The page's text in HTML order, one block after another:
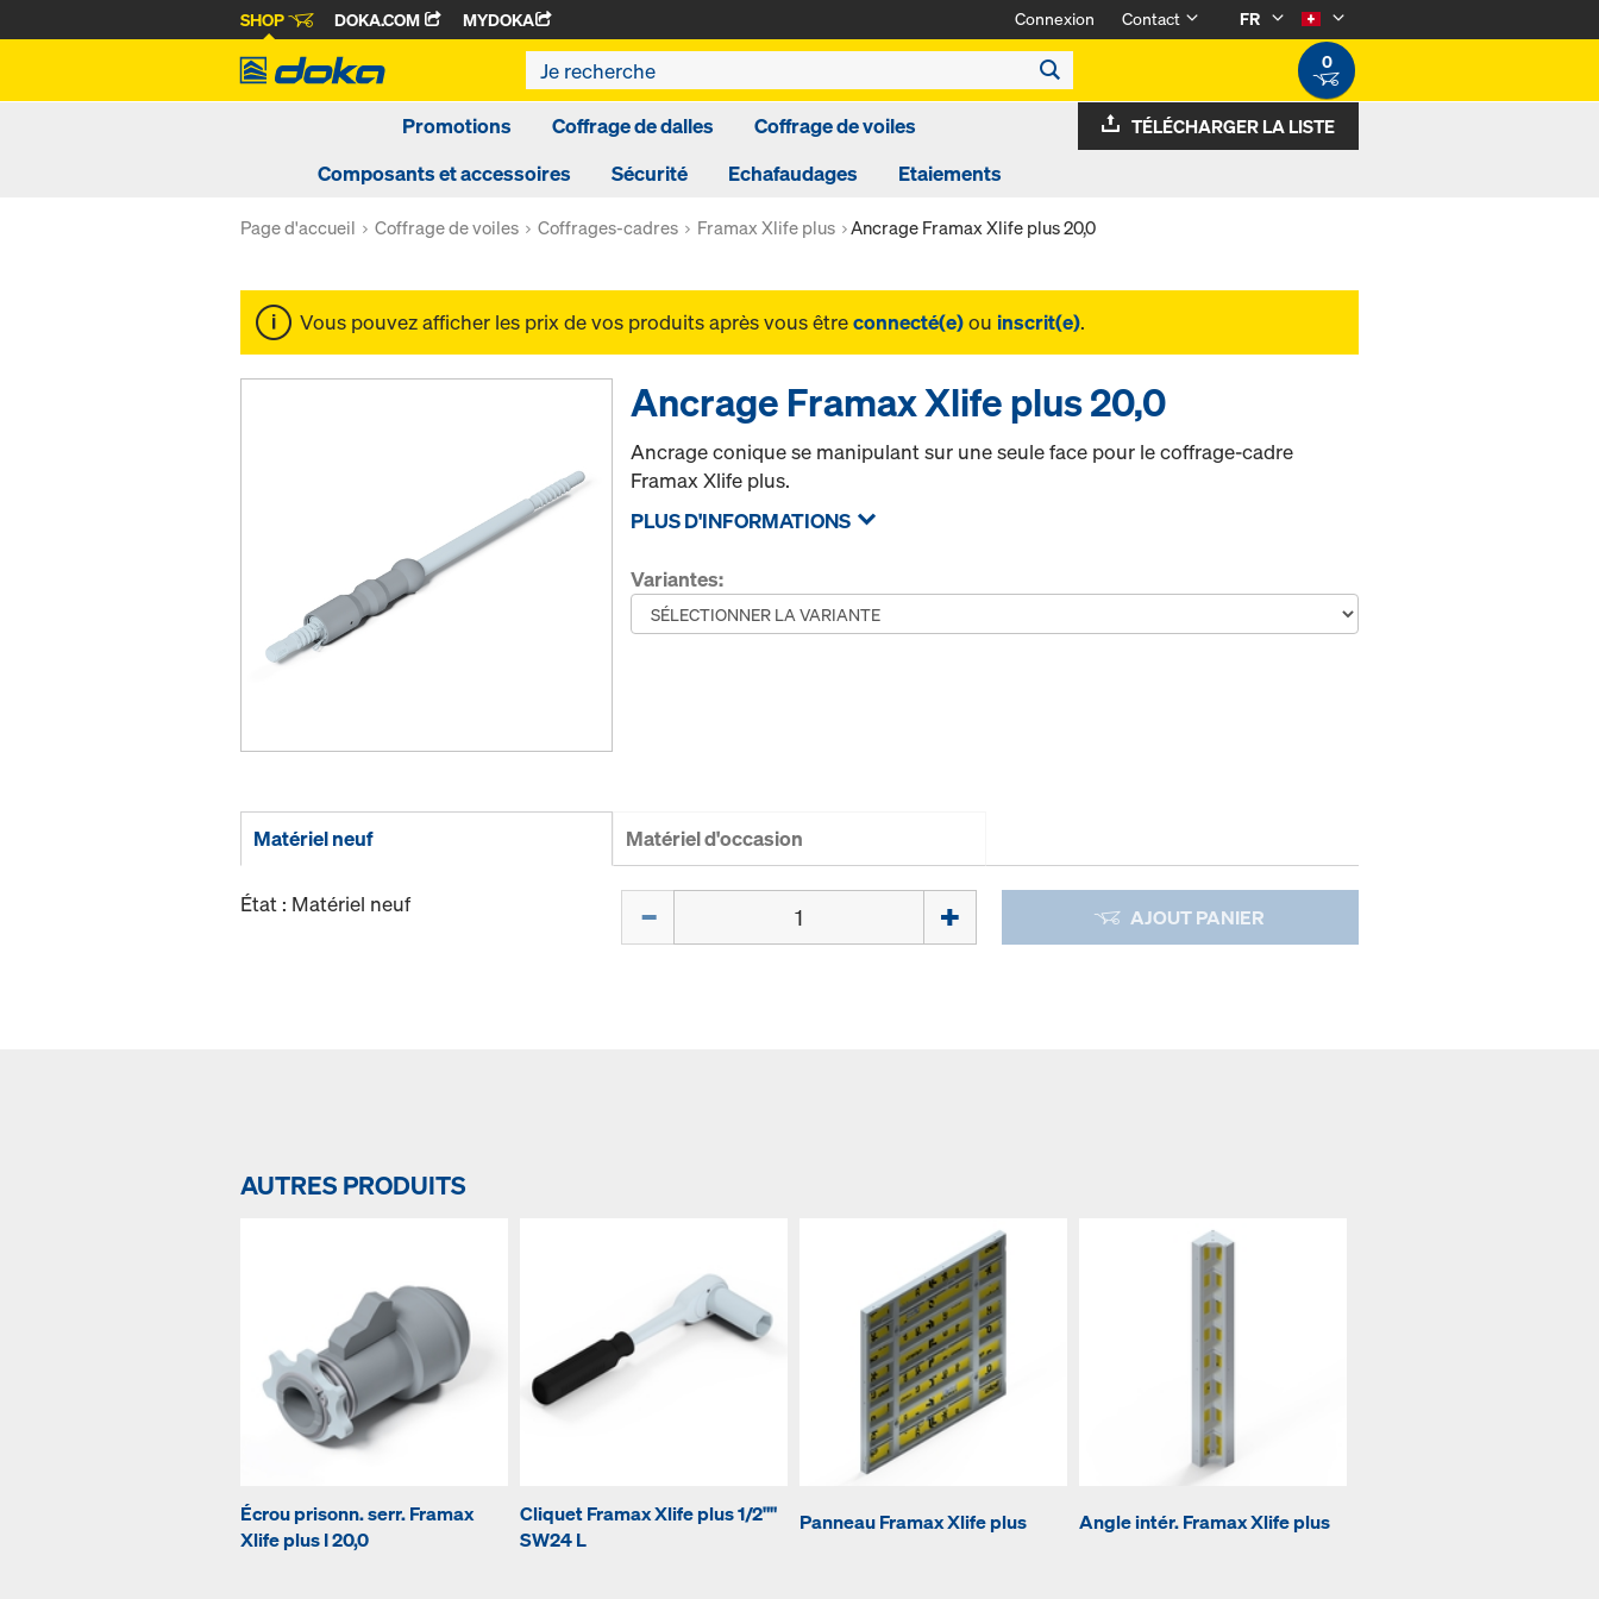
SHOP DOKA.COM MYDOKA Connexion Contact
FR
0
Promotions Coffrage de dalles
Coffrage de voiles
Composants et accessoires
Sécurité Echafaudages Etaiements
TÉLÉCHARGER LA LISTE
Page d'accueil Coffrage de voiles Coffrages-cadres Framax Xlife plus Ancrage Framax Xlife plus 20,0
Vous pouvez afficher les prix de vos produits après vous êtreconnecté(e)ou inscrit(e).
Ancrage Framax Xlife plus 20,0
Ancrage conique se manipulant sur une seule face pour le coffrage-cadre
Framax Xlife plus.
PLUS D'INFORMATIONS
Variantes:
Matériel neuf Matériel d'occasion
État : Matériel neuf AJOUT PANIER
AUTRES PRODUITS
Écrou prisonn. serr. Framax
Xlife plus I 20,0
Cliquet Framax Xlife plus 1/2""
SW24 L
Panneau Framax Xlife plus Angle intér. Framax Xlife plus